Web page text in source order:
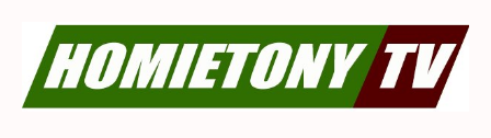
content